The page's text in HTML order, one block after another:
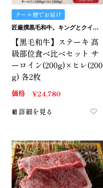
クール便でお届け
匠厳撰黒毛和牛。キングとクイーンの詰め合わせ。
【黒毛和牛】ステーキ 高
級部位食べ比べセット サ
ーロイン(200g)×ヒレ(200
g) 各2枚
価格 ¥24,780
詳細を見る